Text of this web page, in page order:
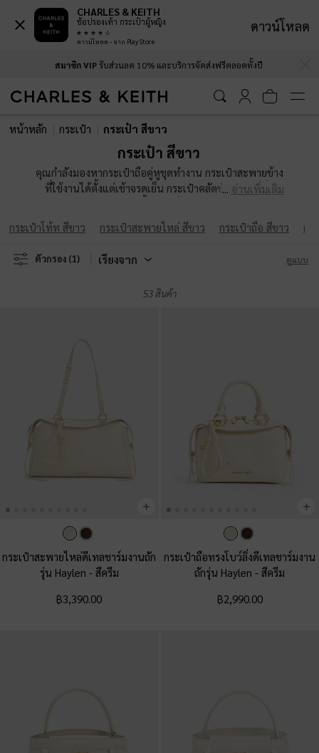
สมาชิก VIPรับส่วนลด 10% และบริการจัดส่งฟรีตลอดทั้งปี
สมาชิก VIP รับส่วนลด 10% และบริการจัดส่งฟรีตลอดทั้งปี
หน้าหลัก กระเป๋า กระเป๋า สีขาว
กระเป๋า สีขาว
คุณกำลังมองหากระเป๋าถือคู่หูชุดทำงาน กระเป๋าสะพายข้าง
ที่ใช้งานได้ตั้งแต่เช้าจรดเย็น กระเป๋าคลัตช์สวยงามเพิ่ม
งานได้จริงมาเป็นคู่หูที่รู้ใจสำหรับการออกไปท่องเที่ยวใบ
ใหม่อยู่หรือเปล่า เลือกดูกระเป๋าที่มีให้เลือกมากมายของเรา
เพื่อค้นหาใบที่เก๋ที่สุดที่คุณจะหยิบขึ้นมาใช้บ่อยๆ
อ่านเพิ่มเติม
กระเป๋าโท้ท สีขาว กระเป๋าสะพายไหล่ สีขาว กระเป๋าถือ สีขาว กร
ตัวกรอง (1) เรียงจาก ดูแบบ
53 สินค้า
กระเป๋าสะพายไหล่ดีเทลชาร์มงานถัก
รุ่น Haylen - สีครีม
฿3,390.00
กระเป๋าถือทรงโบว์ลิ่งดีเทลชาร์มงาน
ถักรุ่น Haylen-สีครีม
฿2,990.00
CHARLES & KEITH
ช้อปรองเท้า กระเป๋าผู้หญิง
ดาวน์โหลด - จาก Play Store
ดาวน์โหลด